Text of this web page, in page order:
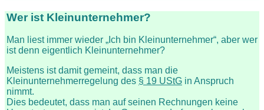
Wer ist Kleinunternehmer?
Man liest immer wieder „Ich bin Kleinunternehmer“, aber wer
ist denn eigentlich Kleinunternehmer?
Meistens ist damit gemeint, dass man die
Kleinunternehmerregelung des § 19 UStG in Anspruch
nimmt.
Dies bedeutet, dass man auf seinen Rechnungen keine